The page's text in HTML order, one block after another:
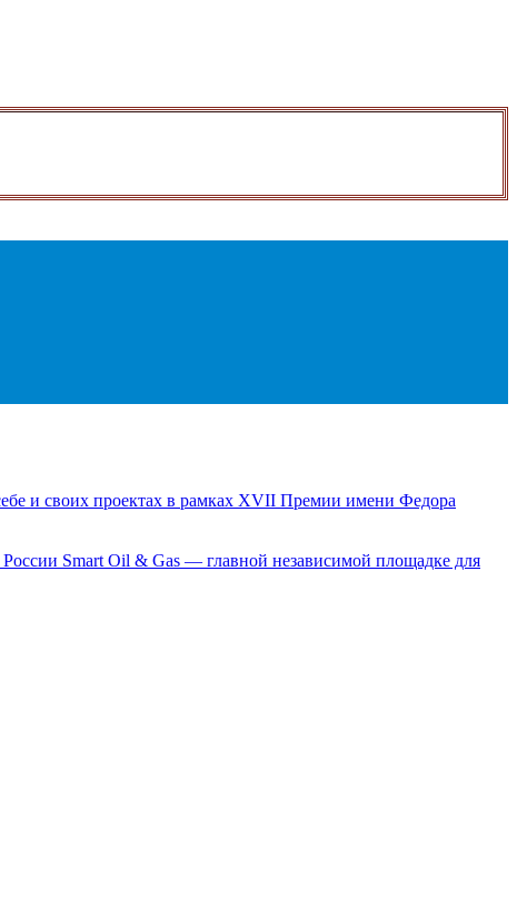
и своих проектах в рамках XVII Премии имени Федора
Smart Oil & Gas — главной независимой площадке для